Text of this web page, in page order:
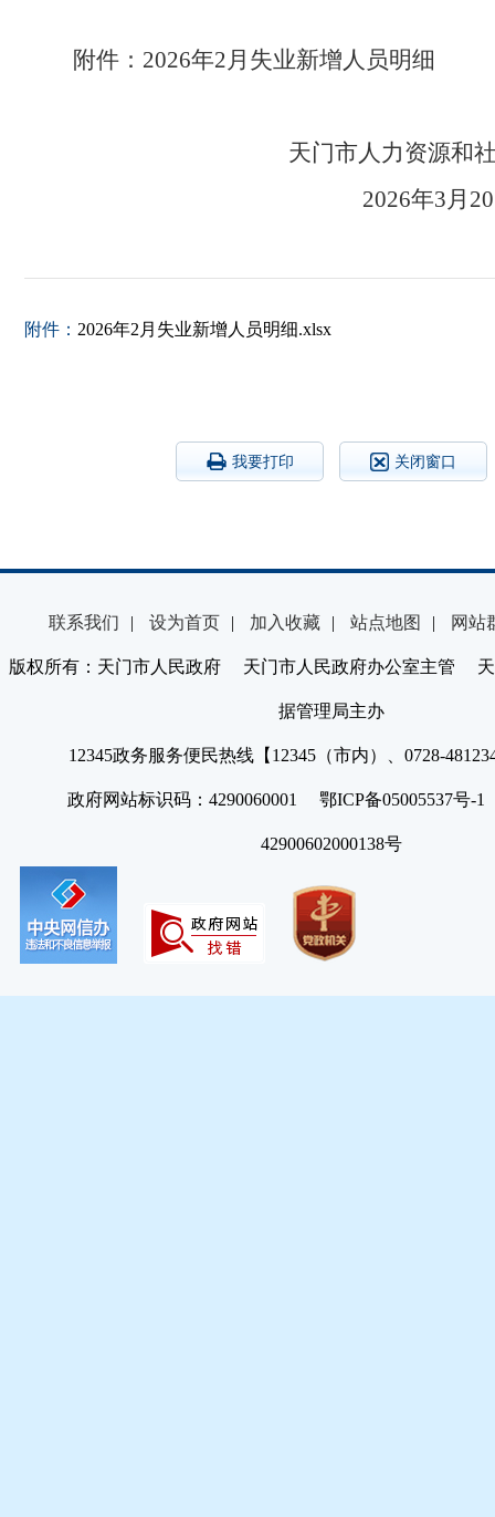
附件：2026年2月失业新增人员明细
天门市人力资源
2026
附件： 2026年2月失业新增人员明细.xlsx
我要打印 关闭窗口
联系我们 | 设为首页 | 加入收藏 | 站点地图 | 网站
版权所有：天门市人民政府 天门市人民政府办公室主管 天
据管理局主办
12345政务服务便民热线【12345（市内）、0728-
政府网站标识码：4290060001 鄂ICP备05005537号
42900602000138号